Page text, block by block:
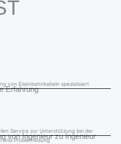
Erfahrung
von Eisenbahnkabeln spezialisiert
von Ingenieur zu Ingenieur
Service zur Unterstützung bei der
und Problemlösung